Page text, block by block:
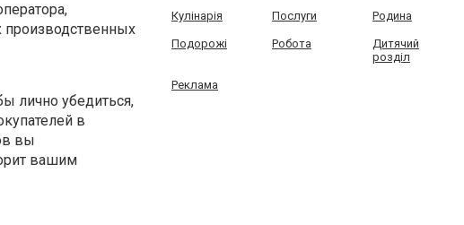
лично убедиться,
в
вы
вашим
Кулінарія Послуги Родина
Подорожі Робота
Дитячий
розділ
Реклама